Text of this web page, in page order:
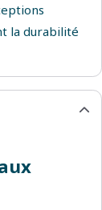
la durabilité